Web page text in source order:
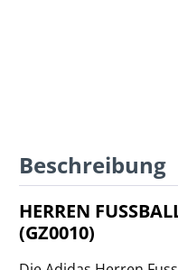
Beschreibung
HERREN
(GZ0010)